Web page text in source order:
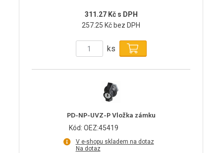
311.27 Kč s DPH
257.25 Kč bez DPH
ks
PD-NP-UVZ-P Vložka zámku
Kód: OEZ:45419
V e-shopu skladem na dotaz
Na dotaz